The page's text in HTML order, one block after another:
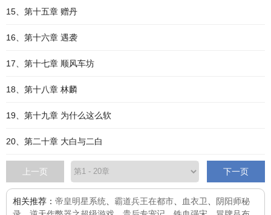
15、第十五章 赠丹
16、第十六章 遇袭
17、第十七章 顺风车坊
18、第十八章 林麟
19、第十九章 为什么这么软
20、第二十章 大白与二白
上一页 下一页
相关推荐： 帝皇明星系统 霸道兵王在都市 血衣卫
阴阳师秘